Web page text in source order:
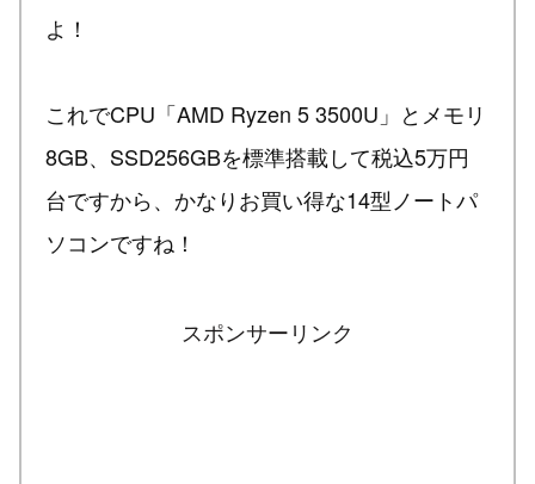
よ！
これでCPU「AMD Ryzen 5 3500U」とメモリ
8GB、SSD256GBを標準搭載して税込5万円
台ですから、かなりお買い得な14型ノートパ
ソコンですね！
スポンサーリンク